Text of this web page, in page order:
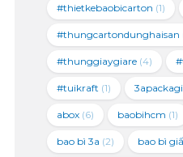
#thietkebaobicarton (1)
#thungcartondunghaisan
#thunggiaygiare(4)
#tuikraft (1)
abox(6) baobihcm (1)
bao bì 3a (2) bao bì